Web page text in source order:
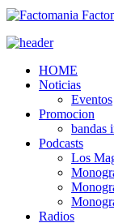
HOME
Noticias
Eventos
Promocion
bandas
Podcasts
Los
Radios